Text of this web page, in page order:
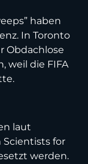
haben
In Toronto
Obdachlose
weil die FIFA
laut
for
werden.